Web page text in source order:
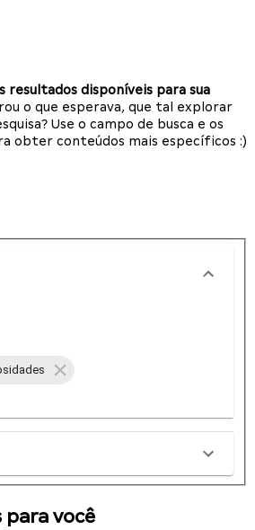
resultados disponíveis para sua
o que esperava, que tal explorar
Use o campo de busca e os
obter conteúdos mais específicos :)
para você